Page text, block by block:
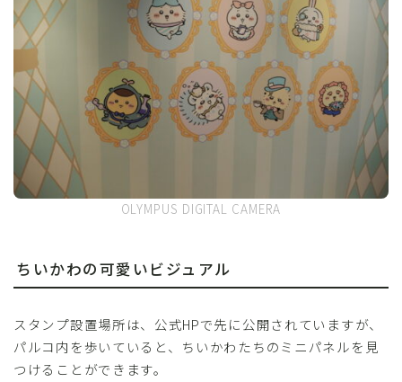
OLYMPUS DIGITAL CAMERA
ちいかわの可愛いビジュアル
スタンプ設置場所は、公式HPで先に公開されていますが、
パルコ内を歩いていると、ちいかわたちのミニパネルを見
つけることができます。